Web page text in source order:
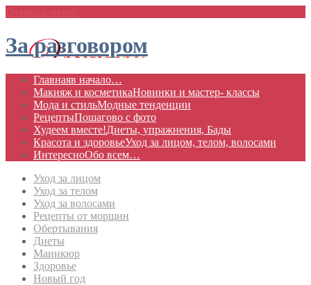
За разговором
Главнаяв начало…
Макияж и косметикаНовинки и мастер- классы
Мода и стильМодные тенденции
РецептыПошагово с фото
Худеем вместе!Диеты, упражнения, Бады
Красота и здоровьеУход за лицом, телом, волосами
ИнтересноОбо всем…
Уход за лицом
Уход за телом
Уход за волосами
Рецепты от морщин
Обертывания
Диеты
Маникюр
Здоровье
Новый год